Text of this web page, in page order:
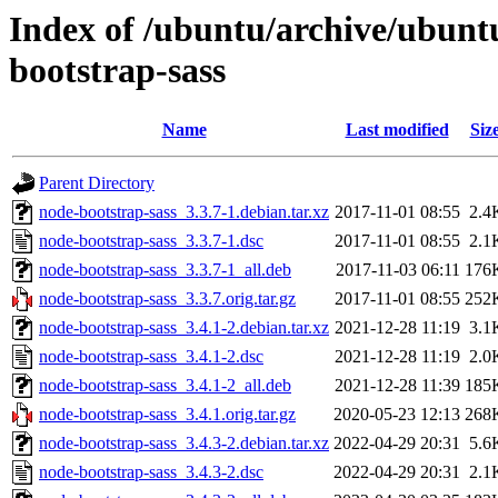
Index of /ubuntu/archive/
bootstrap-sass
Name Last modified
Parent Directory
node-bootstrap-sass_3.3.7-1.debian.tar.xz 2017-11-01 08:55
node-bootstrap-sass_3.3.7-1.dsc
2017-11-01 08:55
node-bootstrap-sass_3.3.7-1_all.deb
2017-11-03 06:11
node-bootstrap-sass_3.3.7.orig.tar.gz
2017-11-01 08:55
node-bootstrap-sass_3.4.1-2.debian.tar.xz 2021-12-28 11:19
node-bootstrap-sass_3.4.1-2.dsc
2021-12-28 11:19
node-bootstrap-sass_3.4.1-2_all.deb
2021-12-28 11:39
node-bootstrap-sass_3.4.1.orig.tar.gz
2020-05-23 12:13
node-bootstrap-sass_3.4.3-2.debian.tar.xz 2022-04-29 20:31
node-bootstrap-sass_3.4.3-2.dsc
2022-04-29 20:31